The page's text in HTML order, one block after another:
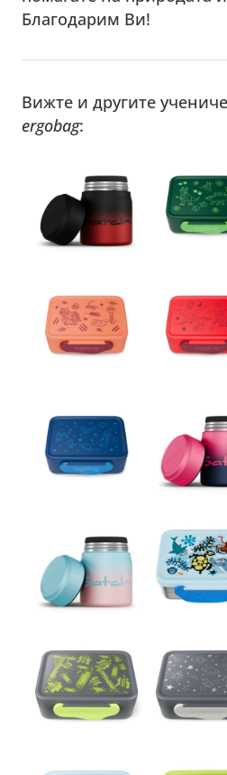
Благодарим Ви!
Вижте и другите
ergobag: